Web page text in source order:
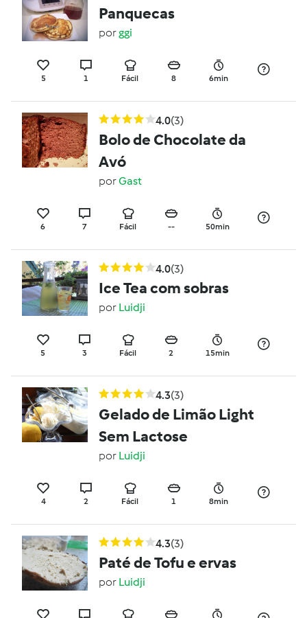
Panquecas
porggi
5 1 Fácil 8 6min
4.0(3)
Bolo de Chocolate da
Avó
porGast
6 7 Fácil -- 50min
4.0(3)
Ice Tea com sobras
por Luidji
5 3 Fácil 2 15min
4.3(3)
Gelado de Limão Light
Sem Lactose
por Luidji
4 2 Fácil 1 8min
4.3(3)
Paté de Tofu e ervas
por Luidji